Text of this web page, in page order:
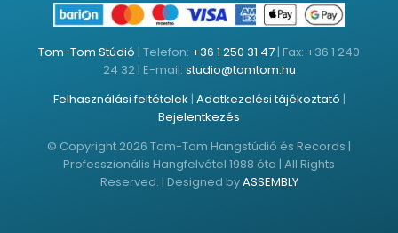
Tom-Tom Stúdió | Telefon: +36 1 250 31 47 | Fax: +36 1 240
24 32 | E-mail: studio@tomtom.hu
Felhasználási feltételek | Adatkezelési tájékoztató |
Bejelentkezés
© Copyright 2026 Tom-Tom Hangstúdió és Records |
Professzionális Hangfelvétel 1988 óta | All Rights
Reserved. | Designed byASSEMBLY